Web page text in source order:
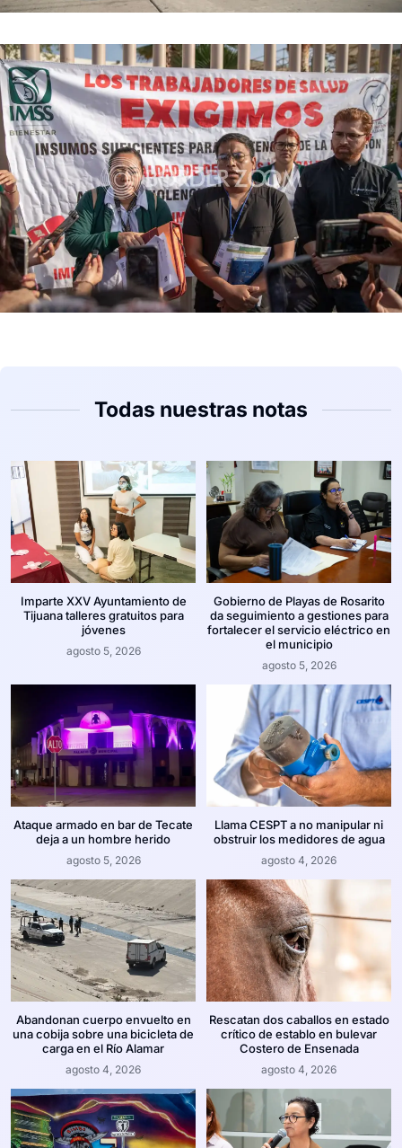
Todas nuestras notas
Imparte XXV Ayuntamiento de
Tijuana talleres gratuitos para
jóvenes
agosto 5, 2026
Gobierno de Playas de Rosarito
da seguimiento a gestiones para
fortalecer el servicio eléctrico en
el municipio
agosto 5, 2026
Ataque armado en bar de Tecate
deja a un hombre herido
agosto 5, 2026
Llama CESPT a no manipular ni
obstruir los medidores de agua
agosto 4, 2026
Abandonan cuerpo envuelto en
una cobija sobre una bicicleta de
carga en el Río Alamar
agosto 4, 2026
Rescatan dos caballos en estado
crítico de establo en bulevar
Costero de Ensenada
agosto 4, 2026